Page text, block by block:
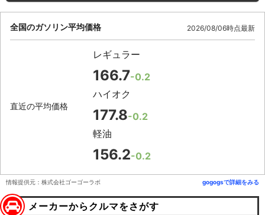
全国のガソリン平均価格 2026/08/06時点最新
直近の平均価格
レギュラー
166.7-0.2
ハイオク
177.8-0.2
軽油
156.2-0.2
情報提供元：株式会社ゴーゴーラボ gogogsで詳細をみる
メーカーからクルマをさがす